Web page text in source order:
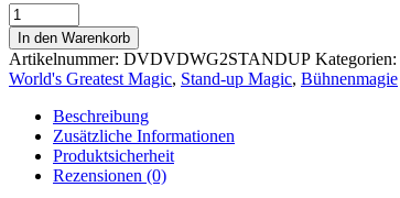
Stand-
up
Magic
(World's
Greatest
Magic)
Volume
In den Warenkorb
Artikelnummer: DVDVDWG2STANDUP Kategorien:
World's Greatest Magic, Stand-up Magic, Bühnenmagie
Beschreibung
Zusätzliche Informationen
Produktsicherheit
Rezensionen (0)